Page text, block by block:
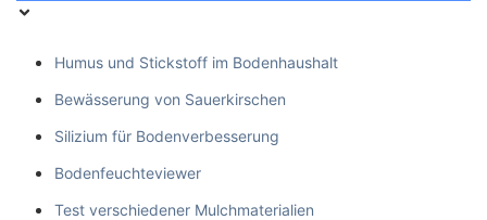
Humus und Stickstoff im Bodenhaushalt
Bewässerung von Sauerkirschen
Silizium für Bodenverbesserung
Bodenfeuchteviewer
Test verschiedener Mulchmaterialien